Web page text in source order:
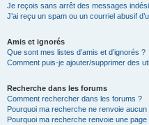
Je reçois sans arrêt des messages
J’ai reçu un spam ou un courriel abusif
Amis et ignorés
Que sont mes listes d’amis et d’ignorés ?
Comment puis-je ajouter/supprimer des
Recherche dans les forums
Comment rechercher dans les forums ?
Pourquoi ma recherche ne renvoie aucun
Pourquoi ma recherche renvoie une page